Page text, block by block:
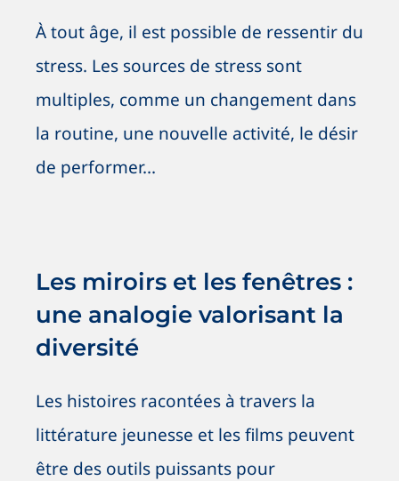
À tout âge, il est possible de ressentir du
stress. Les sources de stress sont
multiples, comme un changement dans
la routine, une nouvelle activité, le désir
de performer...
SOGI / OSIG
Les miroirs et les fenêtres :
une analogie valorisant la
diversité
Les histoires racontées à travers la
littérature jeunesse et les films peuvent
être des outils puissants pour